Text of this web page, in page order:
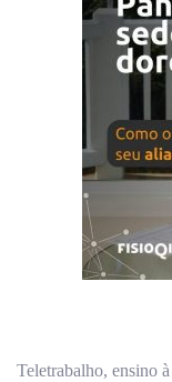
Teletrabalho, ensino